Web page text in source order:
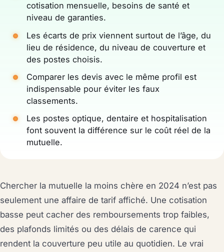
cotisation mensuelle, besoins de santé et
niveau de garanties.
Les écarts de prix viennent surtout de l’âge, du
lieu de résidence, du niveau de couverture et
des postes choisis.
Comparer les devis avec le même profil est
indispensable pour éviter les faux
classements.
Les postes optique, dentaire et hospitalisation
font souvent la différence sur le coût réel de la
mutuelle.
Chercher la mutuelle la moins chère en 2024 n’est pas
seulement une affaire de tarif affiché. Une cotisation
basse peut cacher des remboursements trop faibles,
des plafonds limités ou des délais de carence qui
rendent la couverture peu utile au quotidien. Le vrai